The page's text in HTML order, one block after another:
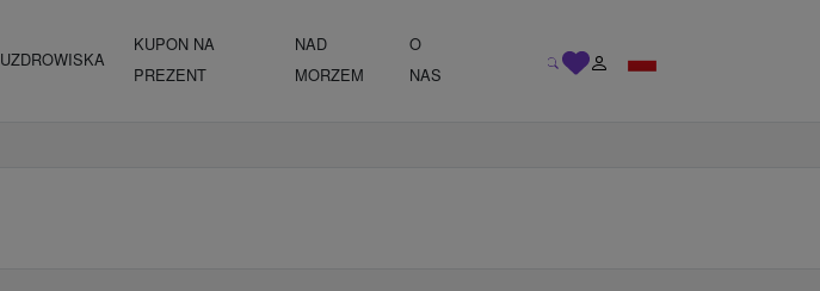
UZDROWISKA
KUPON NA
PREZENT
NAD
MORZEM
O
NAS